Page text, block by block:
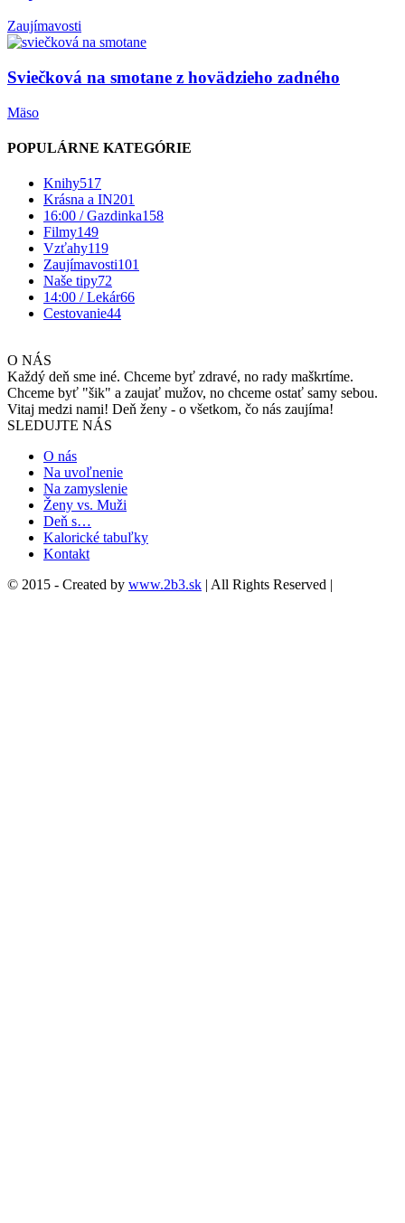
Zaujímavosti
Sviečková na smotane z hovädzieho zadného
Mäso
POPULÁRNE KATEGÓRIE
Knihy517
Krásna a IN201
16:00 / Gazdinka158
Filmy149
Vzťahy119
Zaujímavosti101
Naše tipy72
14:00 / Lekár66
Cestovanie44
O NÁS
Každý deň sme iné. Chceme byť zdravé, no rady maškrtíme.
Chceme byť "šik" a zaujať mužov, no chceme ostať samy sebou.
Vitaj medzi nami! Deň ženy - o všetkom, čo nás zaujíma!
SLEDUJTE NÁS
O nás
Na uvoľnenie
Na zamyslenie
Ženy vs. Muži
Deň s…
Kalorické tabuľky
Kontakt
© 2015 - Created by www.2b3.sk | All Rights Reserved |